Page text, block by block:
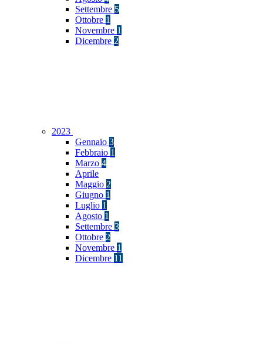
Settembre 5
Ottobre 1
Novembre 1
Dicembre 2
2023
Gennaio 3
Febbraio 1
Marzo 4
Aprile
Maggio 2
Giugno 1
Luglio 1
Agosto 1
Settembre 3
Ottobre 2
Novembre 1
Dicembre 11